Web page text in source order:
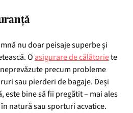
nu doar peisaje superbe și
O asigurare de călătoriete
precum probleme
sau pierderi de bagaje. Deși
este bine să fii pregătit – mai ales
natură sau sporturi acvatice.